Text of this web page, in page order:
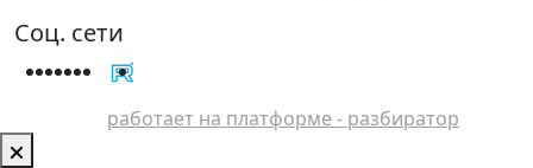
Соц. сети
работает на платформе - разбиратор